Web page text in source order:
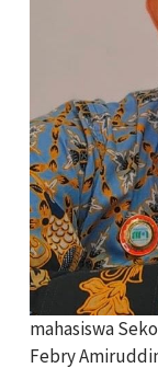
mahasiswa
Febry